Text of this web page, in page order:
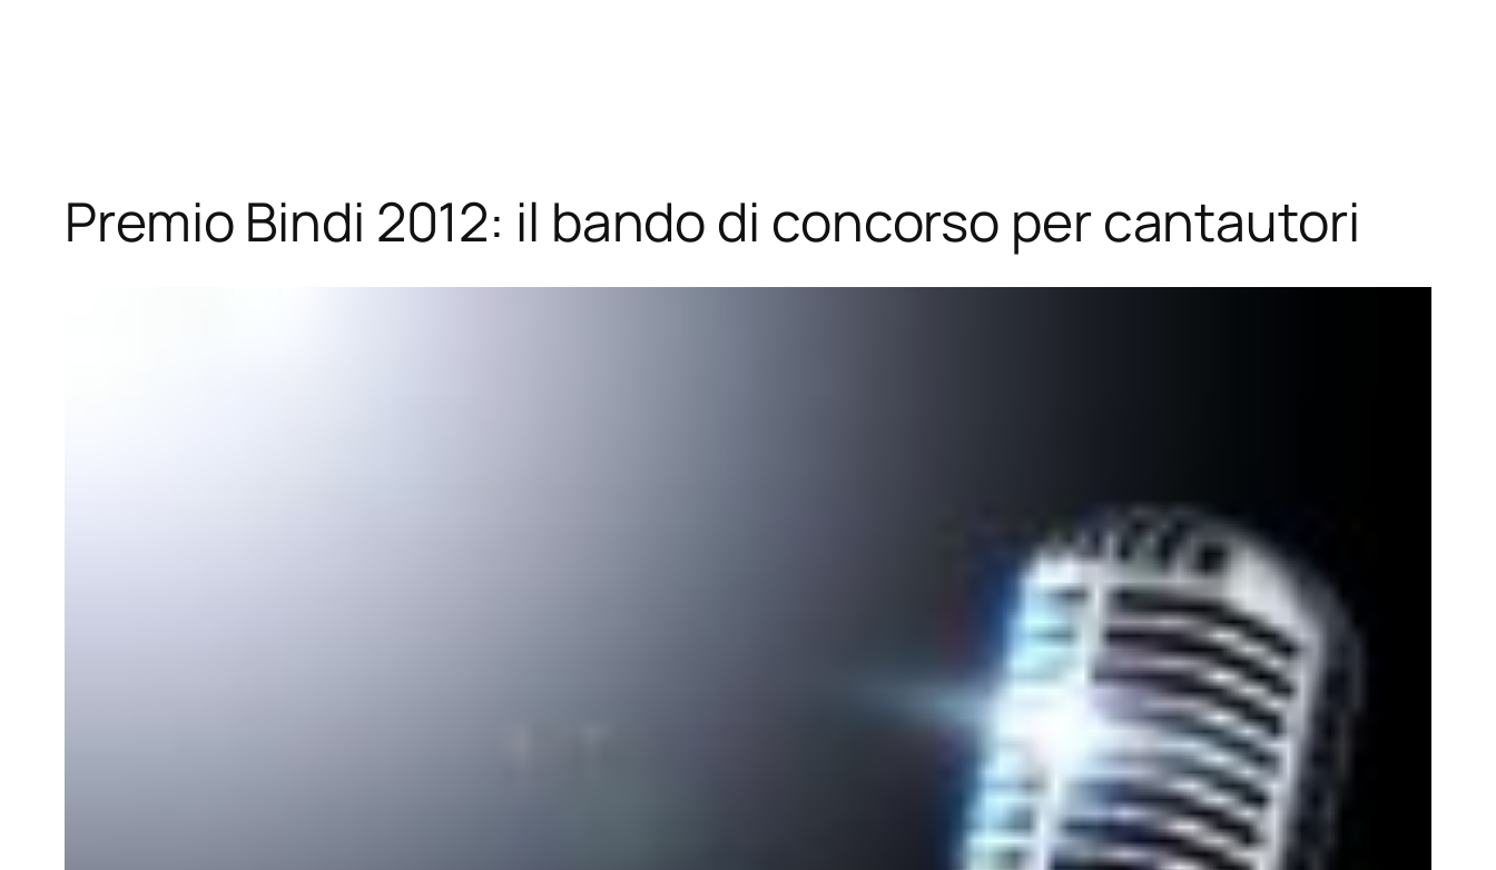
Premio Bindi 2012: il bando di concorso per cantautori